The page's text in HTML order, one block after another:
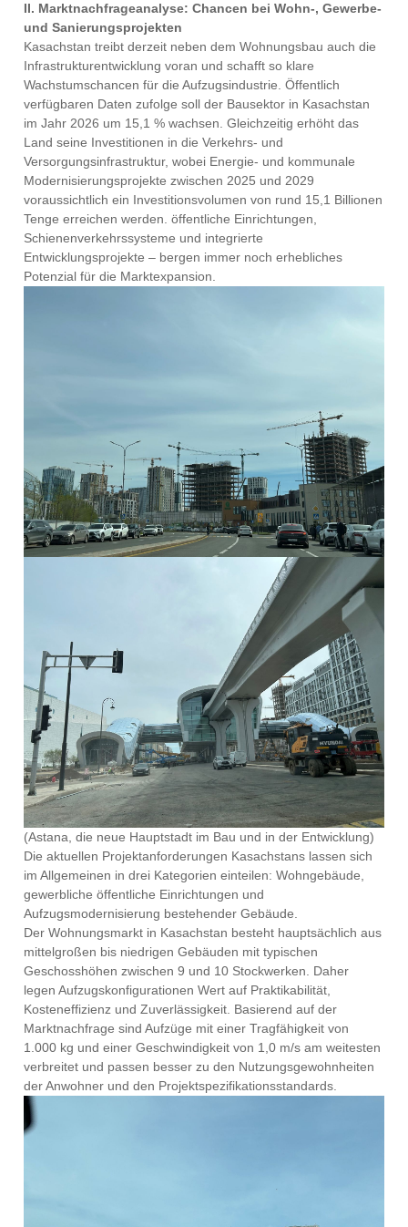
II. Marktnachfrageanalyse: Chancen bei Wohn-, Gewerbe-
und Sanierungsprojekten
Kasachstan treibt derzeit neben dem Wohnungsbau auch die
Infrastrukturentwicklung voran und schafft so klare
Wachstumschancen für die Aufzugsindustrie. Öffentlich
verfügbaren Daten zufolge soll der Bausektor in Kasachstan
im Jahr 2026 um 15,1 % wachsen. Gleichzeitig erhöht das
Land seine Investitionen in die Verkehrs- und
Versorgungsinfrastruktur, wobei Energie- und kommunale
Modernisierungsprojekte zwischen 2025 und 2029
voraussichtlich ein Investitionsvolumen von rund 15,1 Billionen
Tenge erreichen werden. öffentliche Einrichtungen,
Schienenverkehrssysteme und integrierte
Entwicklungsprojekte – bergen immer noch erhebliches
Potenzial für die Marktexpansion.
(Astana, die neue Hauptstadt im Bau und in der Entwicklung)
Die aktuellen Projektanforderungen Kasachstans lassen sich
im Allgemeinen in drei Kategorien einteilen: Wohngebäude,
gewerbliche öffentliche Einrichtungen und
Aufzugsmodernisierung bestehender Gebäude.
Der Wohnungsmarkt in Kasachstan besteht hauptsächlich aus
mittelgroßen bis niedrigen Gebäuden mit typischen
Geschosshöhen zwischen 9 und 10 Stockwerken. Daher
legen Aufzugskonfigurationen Wert auf Praktikabilität,
Kosteneffizienz und Zuverlässigkeit. Basierend auf der
Marktnachfrage sind Aufzüge mit einer Tragfähigkeit von
1.000 kg und einer Geschwindigkeit von 1,0 m/s am weitesten
verbreitet und passen besser zu den Nutzungsgewohnheiten
der Anwohner und den Projektspezifikationsstandards.